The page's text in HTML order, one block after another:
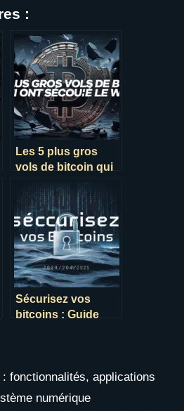
:
Les 5 plus gros
vols de bitcoin qui
Sécurisez vos
bitcoins : Guide
fonctionnalités, applications
numérique